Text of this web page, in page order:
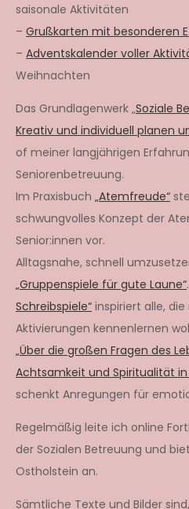
saisonale Aktivitäten
– Grußkarten mit besonderen
– Adventskalender voller
Weihnachten
Das Grundlagenwerk „Soziale
Kreativ und individuell planen
of meiner langjährigen
Seniorenbetreuung.
Im Praxisbuch „Atemfreude“
schwungvolles Konzept der
Senior:innen vor.
Alltagsnahe, schnell
„Gruppenspiele für gute Laune“
Schreibspiele“ inspiriert alle,
Aktivierungen kennenlernen
„Über die großen Fragen des
Achtsamkeit und Spiritualität in
schenkt Anregungen für
Regelmäßig leite ich online
der Sozialen Betreuung und
Ostholstein an.
Sämtliche Texte und Bilder